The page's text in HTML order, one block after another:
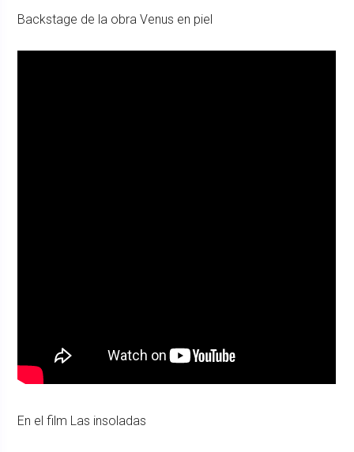
Backstage de la obra Venus en piel
En el film Las insoladas